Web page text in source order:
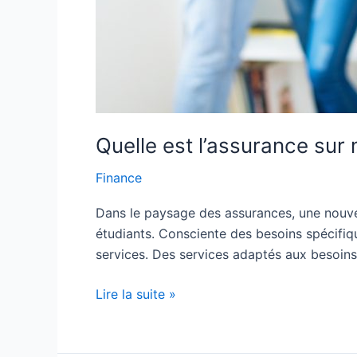
Quelle est l’assurance
Finance
Dans le paysage des assurances, une
étudiants. Consciente des besoins
services. Des services adaptés aux
Lire la suite »